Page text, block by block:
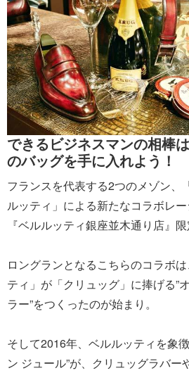
できるビジネスマンの相棒
のバッグを手に入れよう！
フランスを代表する2つのメゾン、
ルッティ」による新たなコラボレー
『ベルルッティ銀座並木通り店』限
ロングランとなるこちらのコラボ
ティ」が「クリュッグ」に捧げる”
ラー”をつくったのが始まり。
そして2016年、ベルルッティを象
ン ジュール”が、クリュッグラバー